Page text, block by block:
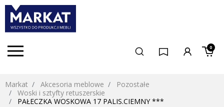
0
Markat Akcesoria meblowe
Pozostałe
Woski i sztyfty retuszerskie
PAŁECZKA WOSKOWA 17 PALIS.CIEMNY ***